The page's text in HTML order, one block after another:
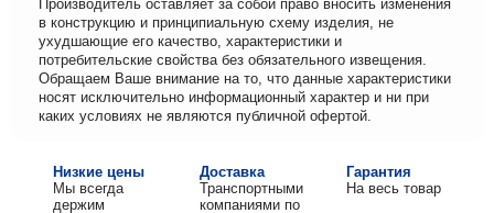
Производитель оставляет за собой право вносить изменения
в конструкцию и принципиальную схему изделия, не
ухудшающие его качество, характеристики и
потребительские свойства без обязательного извещения.
Обращаем Ваше внимание на то, что данные характеристики
носят исключительно информационный характер и ни при
каких условиях не являются публичной офертой.
Низкие цены
Мы всегда
держим
Доставка
Транспортными
компаниями по
Гарантия
На весь товар